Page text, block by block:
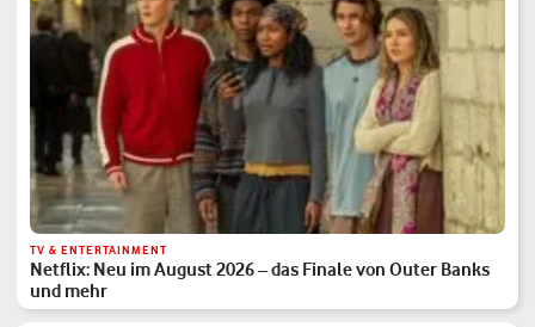
TV & ENTERTAINMENT
Netflix: Neu im August 2026 – das Finale von Outer Banks
und mehr